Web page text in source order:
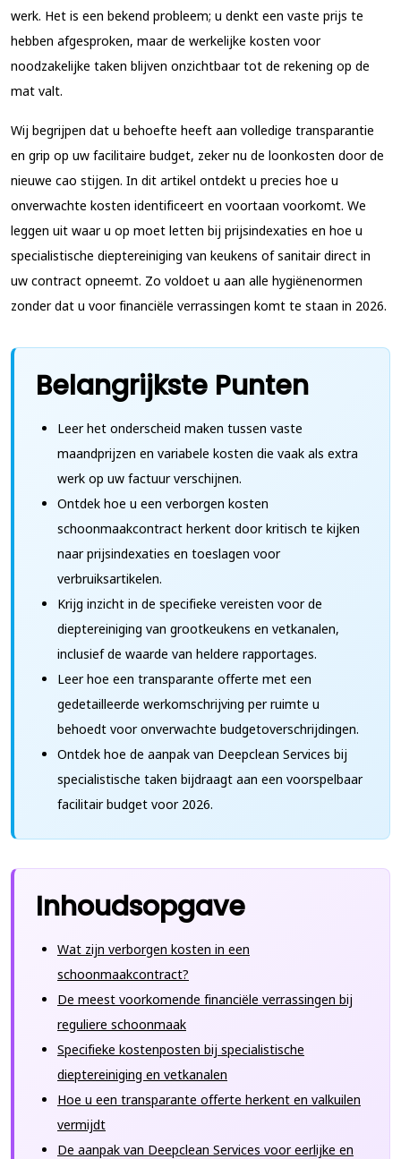
werk. Het is een bekend probleem; u denkt een vaste prijs te
hebben afgesproken, maar de werkelijke kosten voor
noodzakelijke taken blijven onzichtbaar tot de rekening op de
mat valt.
Wij begrijpen dat u behoefte heeft aan volledige transparantie
en grip op uw facilitaire budget, zeker nu de loonkosten door de
nieuwe cao stijgen. In dit artikel ontdekt u precies hoe u
onverwachte kosten identificeert en voortaan voorkomt. We
leggen uit waar u op moet letten bij prijsindexaties en hoe u
specialistische dieptereiniging van keukens of sanitair direct in
uw contract opneemt. Zo voldoet u aan alle hygiënenormen
zonder dat u voor financiële verrassingen komt te staan in 2026.
Belangrijkste Punten
Leer het onderscheid maken tussen vaste
maandprijzen en variabele kosten die vaak als extra
werk op uw factuur verschijnen.
Ontdek hoe u een verborgen kosten
schoonmaakcontract herkent door kritisch te kijken
naar prijsindexaties en toeslagen voor
verbruiksartikelen.
Krijg inzicht in de specifieke vereisten voor de
dieptereiniging van grootkeukens en vetkanalen,
inclusief de waarde van heldere rapportages.
Leer hoe een transparante offerte met een
gedetailleerde werkomschrijving per ruimte u
behoedt voor onverwachte budgetoverschrijdingen.
Ontdek hoe de aanpak van Deepclean Services bij
specialistische taken bijdraagt aan een voorspelbaar
facilitair budget voor 2026.
Inhoudsopgave
Wat zijn verborgen kosten in een
schoonmaakcontract?
De meest voorkomende financiële verrassingen bij
reguliere schoonmaak
Specifieke kostenposten bij specialistische
dieptereiniging en vetkanalen
Hoe u een transparante offerte herkent en valkuilen
vermijdt
De aanpak van Deepclean Services voor eerlijke en